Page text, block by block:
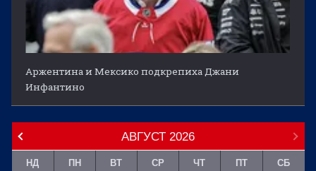
Аржентина и Мексико подкрепиха Джани
Инфантино
АВГУСТ 2026
НД ПН ВТ СР ЧТ ПТ СБ